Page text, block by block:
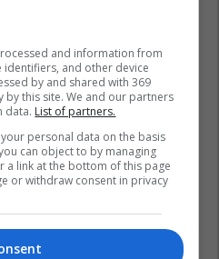
and information from
identifiers, and other device
by and shared with 369
by this site. We and our partners
data. List of partners.
personal data on the basis
can object to by managing
link at the bottom of this page
or withdraw consent in privacy